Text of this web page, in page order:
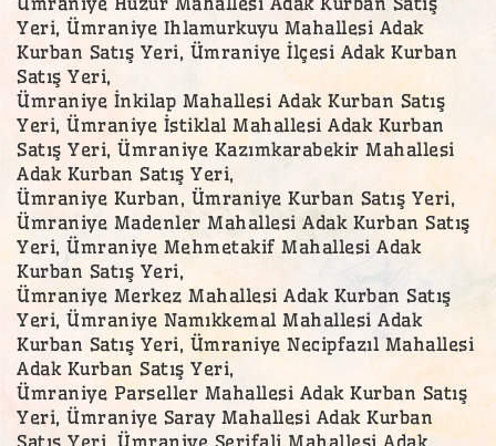
Yeri, Ümraniye Ihlamurkuyu Mahallesi Adak
Kurban Satış Yeri, Ümraniye İlçesi Adak Kurban
Satış Yeri,
Ümraniye İnkilap Mahallesi Adak Kurban Satış
Yeri, Ümraniye İstiklal Mahallesi Adak Kurban
Satış Yeri, Ümraniye Kazımkarabekir Mahallesi
Adak Kurban Satış Yeri,
Ümraniye Kurban, Ümraniye Kurban Satış Yeri,
Ümraniye Madenler Mahallesi Adak Kurban Satış
Yeri, Ümraniye Mehmetakif Mahallesi Adak
Kurban Satış Yeri,
Ümraniye Merkez Mahallesi Adak Kurban Satış
Yeri, Ümraniye Namıkkemal Mahallesi Adak
Kurban Satış Yeri, Ümraniye Necipfazıl Mahallesi
Adak Kurban Satış Yeri,
Ümraniye Parseller Mahallesi Adak Kurban Satış
Yeri, Ümraniye Saray Mahallesi Adak Kurban
Satış Yeri, Ümraniye Şerifali Mahallesi Adak